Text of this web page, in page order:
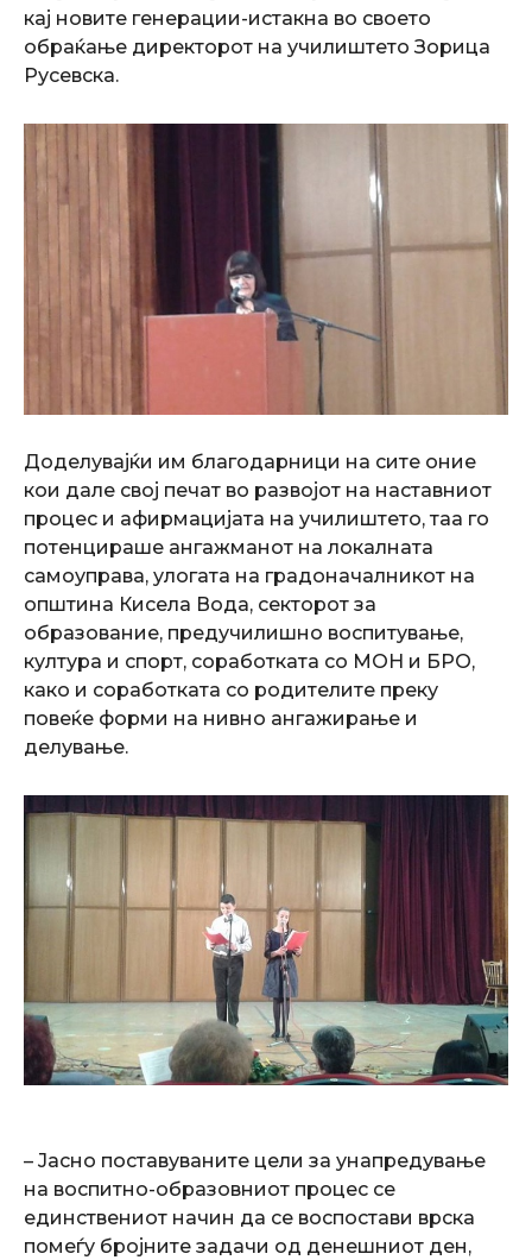
кај новите генерации-истакна во своето
обраќање директорот на училиштето Зорица
Русевска.
Доделувајќи им благодарници на сите оние
кои дале свој печат во развојот на наставниот
процес и афирмацијата на училиштето, таа го
потенцираше ангажманот на локалната
самоуправа, улогата на градоначалникот на
општина Кисела Вода, секторот за
образование, предучилишно воспитување,
култура и спорт, соработката со МОН и БРО,
како и соработката со родителите преку
повеќе форми на нивно ангажирање и
делување.
– Јасно поставуваните цели за унапредување
на воспитно-образовниот процес се
единствениот начин да се воспостави врска
помеѓу бројните задачи од денешниот ден,